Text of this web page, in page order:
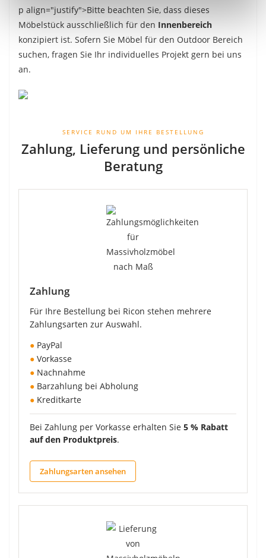
p align="justify">Bitte beachten Sie, dass dieses
Möbelstück ausschließlich für den Innenbereich
konzipiert ist. Sofern Sie Möbel für den Outdoor Bereich
suchen, fragen Sie Ihr individuelles Projekt gern bei uns
an.
SERVICE RUND UM IHRE BESTELLUNG
Zahlung, Lieferung und persönliche
Beratung
Zahlung
Für Ihre Bestellung bei Ricon stehen mehrere
Zahlungsarten zur Auswahl.
● PayPal
● Vorkasse
● Nachnahme
● Barzahlung bei Abholung
● Kreditkarte
Bei Zahlung per Vorkasse erhalten Sie 5 % Rabatt
auf den Produktpreis.
Zahlungsarten ansehen